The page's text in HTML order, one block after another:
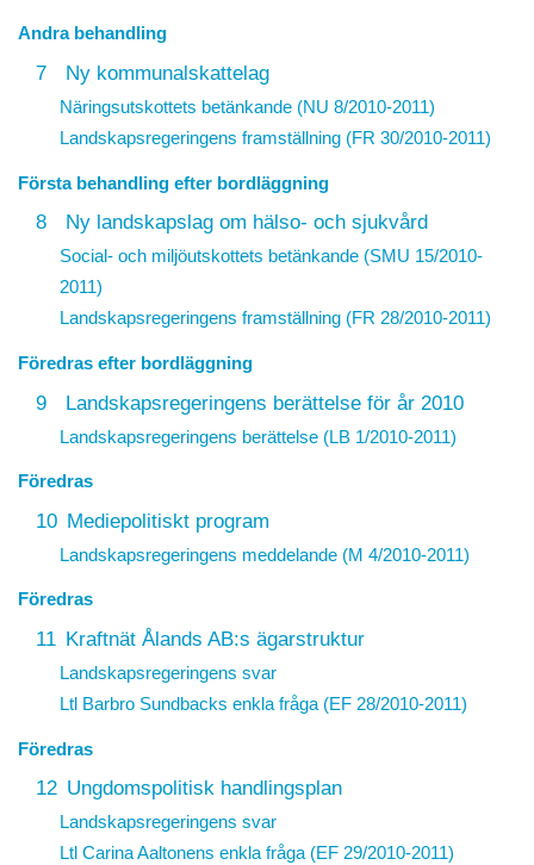
Andra behandling
7 Ny kommunalskattelag
Näringsutskottets betänkande (NU 8/2010-2011)
Landskapsregeringens framställning (FR 30/2010-2011)
Första behandling efter bordläggning
8 Ny landskapslag om hälso- och sjukvård
Social- och miljöutskottets betänkande (SMU 15/2010-
2011)
Landskapsregeringens framställning (FR 28/2010-2011)
Föredras efter bordläggning
9 Landskapsregeringens berättelse för år 2010
Landskapsregeringens berättelse (LB 1/2010-2011)
Föredras
10 Mediepolitiskt program
Landskapsregeringens meddelande (M 4/2010-2011)
Föredras
11 Kraftnät Ålands AB:s ägarstruktur
Landskapsregeringens svar
Ltl Barbro Sundbacks enkla fråga (EF 28/2010-2011)
Föredras
12 Ungdomspolitisk handlingsplan
Landskapsregeringens svar
Ltl Carina Aaltonens enkla fråga (EF 29/2010-2011)